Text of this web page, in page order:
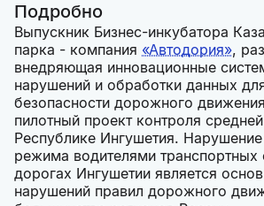
Подробно
Выпускник Бизнес-инкубатора
парка - компания «Автодория»,
внедряющая инновационные
нарушений и обработки данных
безопасности дорожного
пилотный проект контроля
Республике Ингушетия.
режима водителями транспортных
дорогах Ингушетии является
нарушений правил дорожного